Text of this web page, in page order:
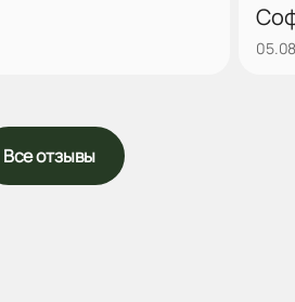
щель. Даже
сильно
Действ...
Все отзывы